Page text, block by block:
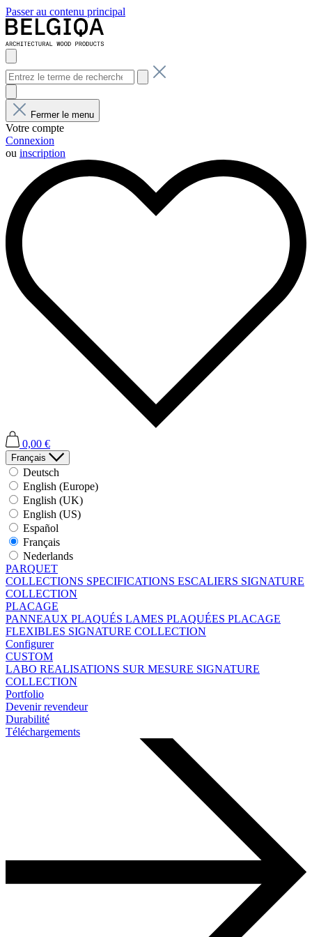
Passer au contenu principal
Fermer le menu
Votre compte
Connexion
ou inscription
0,00 €
Français
Deutsch
English (Europe)
English (UK)
English (US)
Español
Français
Nederlands
PARQUET
COLLECTIONS SPECIFICATIONS ESCALIERS SIGNATURE
COLLECTION
PLACAGE
PANNEAUX PLAQUÉS LAMES PLAQUÉES PLACAGE
FLEXIBLES SIGNATURE COLLECTION
Configurer
CUSTOM
LABO REALISATIONS SUR MESURE SIGNATURE
COLLECTION
Portfolio
Devenir revendeur
Durabilité
Téléchargements